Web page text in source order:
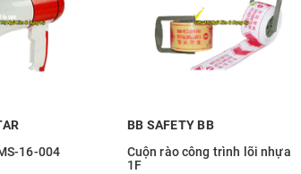
16-004
BB SAFETY BB
Cuộn rào công trình lõi nhựa
1F